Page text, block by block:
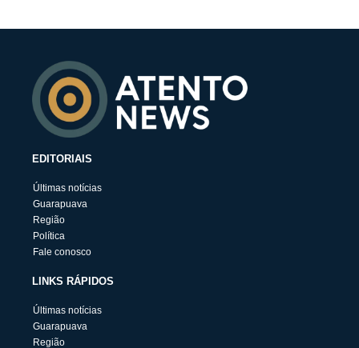
EDITORIAIS
Últimas notícias
Guarapuava
Região
Política
Fale conosco
LINKS RÁPIDOS
Últimas notícias
Guarapuava
Região